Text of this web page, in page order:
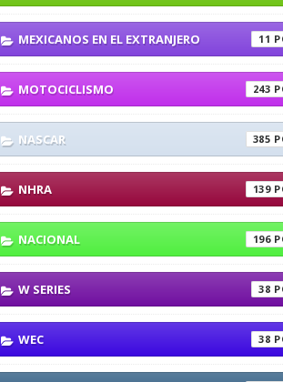
MEXICANOS EN EL EXTRANJERO 11
MOTOCICLISMO 243
NASCAR 385
NHRA 139
NACIONAL 196
W SERIES 38
WEC 38